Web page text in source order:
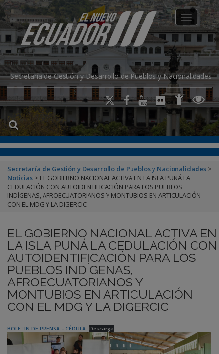
Secretaría de Gestión y Desarrollo de Pueblos y Nacionalidades
Toggle
Secretaría de Gestión y Desarrollo de Pueblos y Nacionalidades >
Noticias > EL GOBIERNO NACIONAL ACTIVA EN LA ISLA PUNÁ LA
CEDULACIÓN CON AUTOIDENTIFICACIÓN PARA LOS PUEBLOS
INDÍGENAS, AFROECUATORIANOS Y MONTUBIOS EN ARTICULACIÓN
CON EL MDG Y LA DIGERCIC
EL GOBIERNO NACIONAL ACTIVA EN
LA ISLA PUNÁ LA CEDULACIÓN CON
AUTOIDENTIFICACIÓN PARA LOS
PUEBLOS INDÍGENAS,
AFROECUATORIANOS Y
MONTUBIOS EN ARTICULACIÓN
CON EL MDG Y LA DIGERCIC
BOLETIN DE PRENSA – CÉDULA Descarga
modal-check